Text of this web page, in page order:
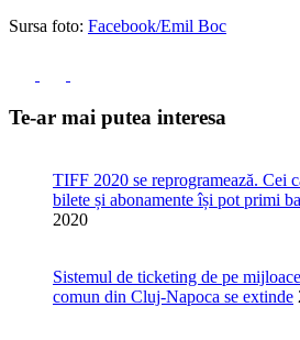
Sursa foto: Facebook/Emil Boc
Te-ar mai putea interesa
TIFF 2020 se reprogramează. Cei
bilete și abonamente își pot primi
2020
Sistemul de ticketing de pe
comun din Cluj-Napoca se extinde